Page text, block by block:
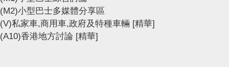
(M2)小型巴士多媒體分享區
(V)私家車,商用車,政府及特種車輛 [精華]
(A10)香港地方討論 [精華]